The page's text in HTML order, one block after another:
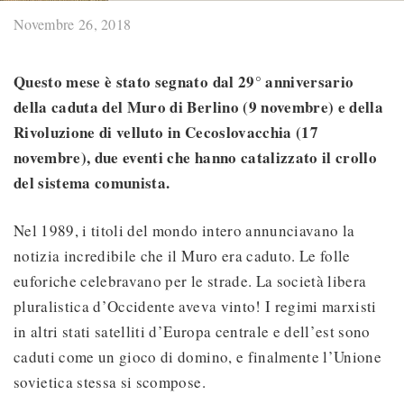
Novembre 26, 2018
Questo mese è stato segnato dal 29° anniversario
della caduta del Muro di Berlino (9 novembre) e della
Rivoluzione di velluto in Cecoslovacchia (17
novembre), due eventi che hanno catalizzato il crollo
del sistema comunista.
Nel 1989, i titoli del mondo intero annunciavano la
notizia incredibile che il Muro era caduto. Le folle
euforiche celebravano per le strade. La società libera
pluralistica d’Occidente aveva vinto! I regimi marxisti
in altri stati satelliti d’Europa centrale e dell’est sono
caduti come un gioco di domino, e finalmente l’Unione
sovietica stessa si scompose.